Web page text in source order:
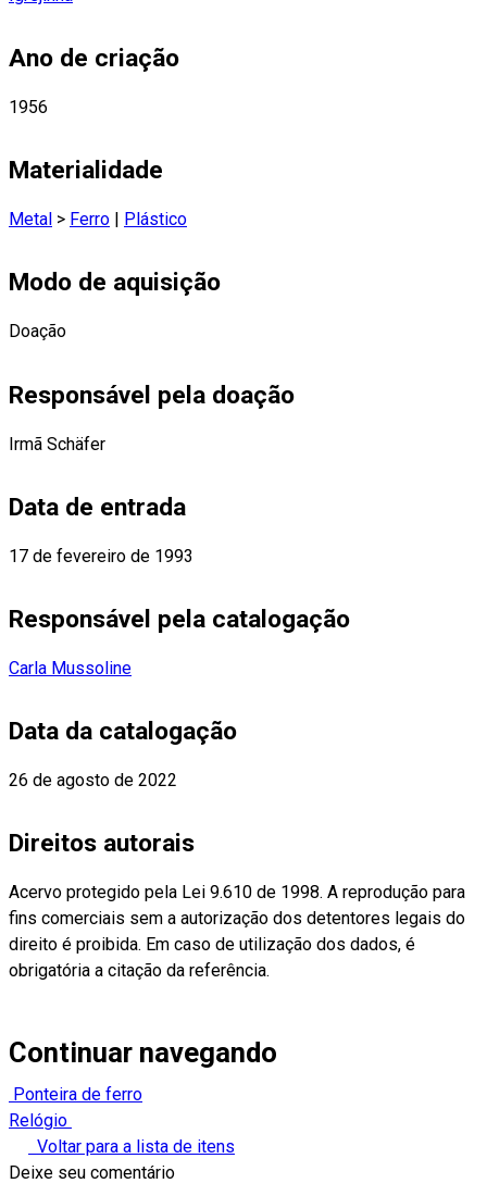
Ano de criação
1956
Materialidade
Metal > Ferro Plástico
Modo de aquisição
Doação
Responsável pela doação
Irmã Schäfer
Data de entrada
17 de fevereiro de 1993
Responsável pela catalogação
Carla Mussoline
Data da catalogação
26 de agosto de 2022
Direitos autorais
Acervo protegido pela Lei 9.610 de 1998. A reprodução para
fins comerciais sem a autorização dos detentores legais do
direito é proibida. Em caso de utilização dos dados, é
obrigatória a citação da referência.
Continuar navegando
Ponteira de ferro
Relógio
Voltar para a lista de itens
Deixe seu comentário